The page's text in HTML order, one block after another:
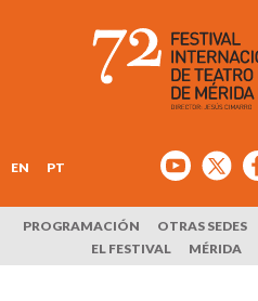
EN PT
PROGRAMACIÓN OTRAS SEDES
EL FESTIVAL
MÉRIDA